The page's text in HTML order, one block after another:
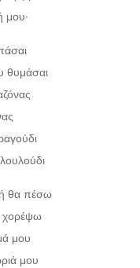
μου∙
θυμάσαι
θα πέσω
χορέψω
μου
μου